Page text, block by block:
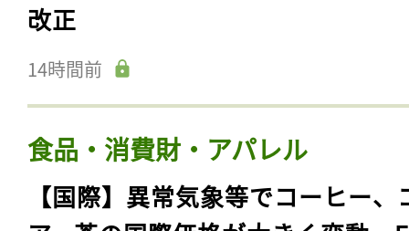
改正
14時間前
食品・消費財・アパレル
【国際】異常気象等でコーヒー、